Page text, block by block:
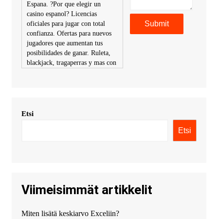
Espana. ?Por que elegir un
casino espanol? Licencias
oficiales para jugar con total
confianza. Ofertas para nuevos
jugadores que aumentan tus
posibilidades de ganar. Ruleta,
blackjack, tragaperras y mas con
KimonicRisse :
купить хавал джулиан -
http://jolion-ufa1.ru/
Появился вопрос про срочно
Etsi
Etsi
Viimeisimmät artikkelit
Miten lisätä keskiarvo Exceliin?